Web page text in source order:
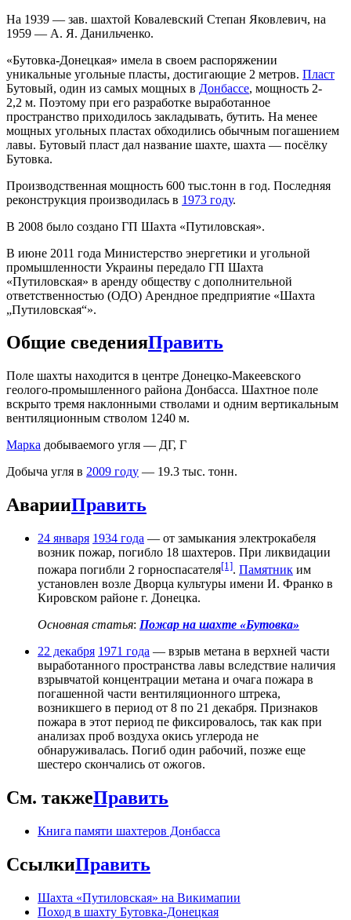
На 1939 — зав. шахтой Ковалевский Степан Яковлевич, на
1959 — А. Я. Данильченко.
«Бутовка-Донецкая» имела в своем распоряжении
уникальные угольные пласты, достигающие 2 метров. Пласт
Бутовый, один из самых мощных в Донбассе, мощность 2-
2,2 м. Поэтому при его разработке выработанное
пространство приходилось закладывать, бутить. На менее
мощных угольных пластах обходились обычным погашением
лавы. Бутовый пласт дал название шахте, шахта — посёлку
Бутовка.
Производственная мощность 600 тыс.тонн в год. Последняя
реконструкция производилась в 1973 году.
В 2008 было создано ГП Шахта «Путиловская».
В июне 2011 года Министерство энергетики и угольной
промышленности Украины передало ГП Шахта
«Путиловская» в аренду обществу с дополнительной
ответственностью (ОДО) Арендное предприятие «Шахта
„Путиловская“».
Общие сведенияПравить
Поле шахты находится в центре Донецко-Макеевского
геолого-промышленного района Донбасса. Шахтное поле
вскрыто тремя наклонными стволами и одним вертикальным
вентиляционным стволом 1240 м.
Марка добываемого угля — ДГ, Г
Добыча угля в 2009 году — 19.3 тыс. тонн.
АварииПравить
24 января 1934 года — от замыкания электрокабеля
возник пожар, погибло 18 шахтеров. При ликвидации
пожара погибли 2 горноспасателя[1]. Памятник им
установлен возле Дворца культуры имени И. Франко в
Кировском районе г. Донецка.
Основная статья: Пожар на шахте «Бутовка»
22 декабря 1971 года — взрыв метана в верхней части
выработанного пространства лавы вследствие наличия
взрывчатой концентрации метана и очага пожара в
погашенной части вентиляционного штрека,
возникшего в период от 8 по 21 декабря. Признаков
пожара в этот период пе фиксировалось, так как при
анализах проб воздуха окись углерода не
обнаруживалась. Погиб один рабочий, позже еще
шестеро скончались от ожогов.
См. такжеПравить
Книга памяти шахтеров Донбасса
СсылкиПравить
Шахта «Путиловская» на Викимапии
Поход в шахту Бутовка-Донецкая